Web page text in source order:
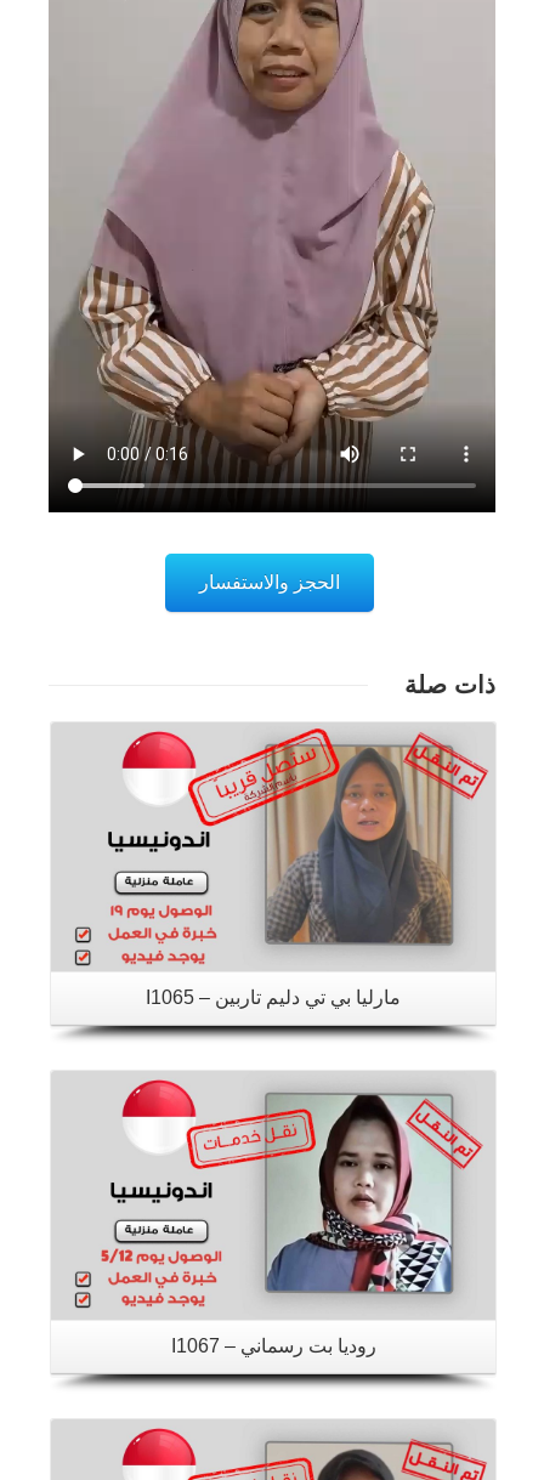
الحجز والاستفسار
ذات صلة
مارليا بي تي دليم تاربين – I1065
روديا بت رسماني – I1067